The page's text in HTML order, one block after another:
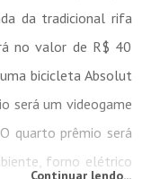
da tradicional rifa
no valor de R$ 40
bicicleta Absolut
será um videogame
quarto prêmio será
forno elétrico
Continuar lendo...